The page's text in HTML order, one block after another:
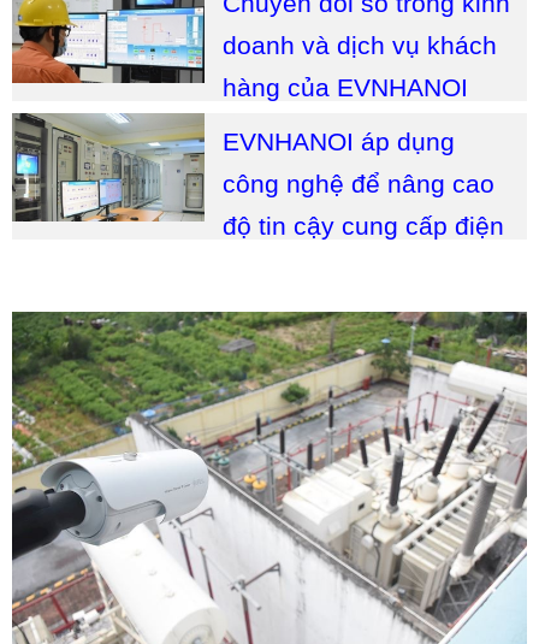
doanh và dịch vụ khách
hàng của EVNHANOI
EVNHANOI áp dụng
công nghệ để nâng cao
độ tin cậy cung cấp điện